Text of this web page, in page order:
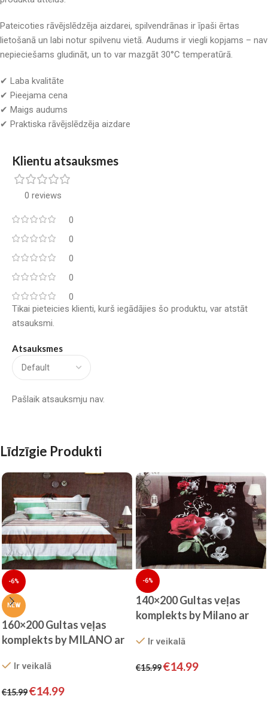
Pateicoties rāvējslēdzēja aizdarei, spilvendrānas ir īpaši ērtas
lietošanā un labi notur spilvenu vietā. Audums ir viegli kopjams – nav
nepieciešams gludināt, un to var mazgāt 30°C temperatūrā.
✔ Laba kvalitāte
✔ Pieejama cena
✔ Maigs audums
✔ Praktiska rāvējslēdzēja aizdare
Klientu atsauksmes
0 reviews
0
0
0
0
0
Atsauksmes
Pašlaik atsauksmju nav.
Tikai pieteicies klienti, kurš iegādājies šo produktu, var atstāt
atsauksmi.
Līdzīgie Produkti
-6%
NEW
160×200 Gultas veļas
komplekts by MILANO ar
SATĪNS
Ir veikalā
€15.99€14.99
-6%
140×200 Gultas veļas
komplekts by Milano ar
SATĪNS
Ir veikalā
€15.99€14.99